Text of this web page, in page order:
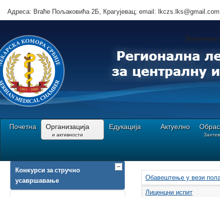
Почетна Организација
и активности
Едукација Актуелно
Адреса: Brаће Пољаковића 2Б, Крагујевац; email:
Величина
Конкурси за стручно
усавршавање
Обавештење у вези
Лиценцни испит